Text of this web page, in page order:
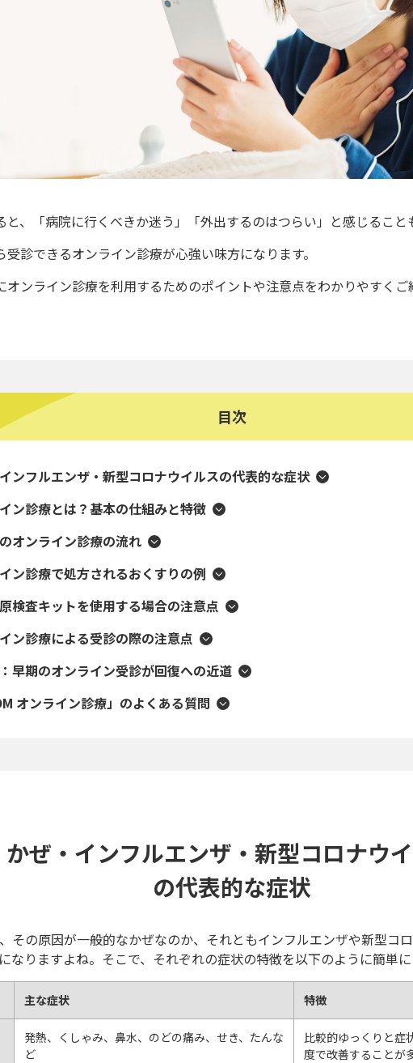
と、「病院に行くべきか迷う」「外出するのはつらい」と感じること
診できるオンライン診療が心強い味方になります。
オンライン診療を利用するためのポイントや注意点をわかりやすく
目次
ンフルエンザ・新型コロナウイルスの代表的な症状
ン診療とは？基本の仕組みと特徴
オンライン診療の流れ
ン診療で処方されるおくすりの例
検査キットを使用する場合の注意点
ン診療による受診の際の注意点
早期のオンライン受診が回復への近道
オンライン診療」のよくある質問
かぜ・インフルエンザ・新型コロナウ
の代表的な症状
その原因が一般的なかぜなのか、それともインフルエンザや新型コ
なりますよね。そこで、それぞれの症状の特徴を以下のように簡単
主な症状 特徴
発熱、くしゃみ、鼻水、のどの痛み、せき、たんな
ど
比較的ゆっくりと症
度で改善することが